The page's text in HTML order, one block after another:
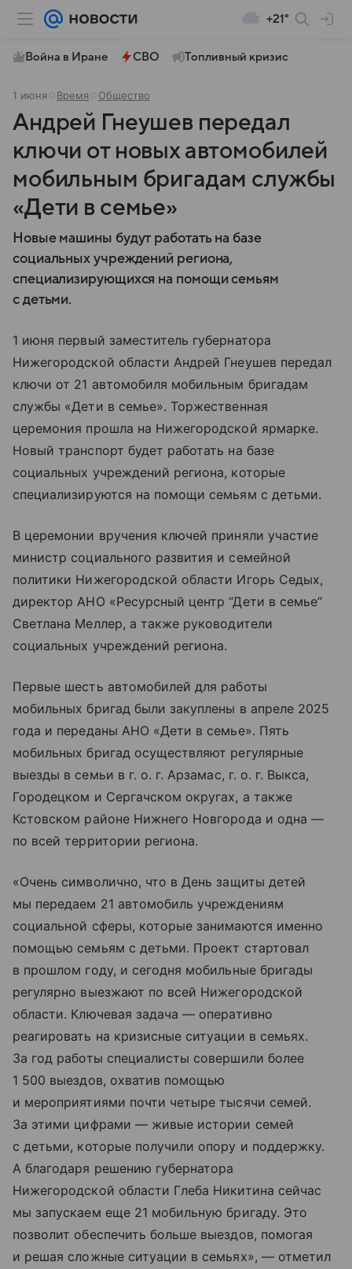
+21°
Война в Иране СВО Топливный кризис
1 июня Время Общество
Андрей Гнеушев передал
ключи от новых автомобилей
мобильным бригадам службы
«Дети в семье»
Новые машины будут работать на базе
социальных учреждений региона,
специализирующихся на помощи семьям
с детьми.
1 июня первый заместитель губернатора
Нижегородской области Андрей Гнеушев передал
ключи от 21 автомобиля мобильным бригадам
службы «Дети в семье». Торжественная
церемония прошла на Нижегородской ярмарке.
Новый транспорт будет работать на базе
социальных учреждений региона, которые
специализируются на помощи семьям с детьми.
В церемонии вручения ключей приняли участие
министр социального развития и семейной
политики Нижегородской области Игорь Седых,
директор АНО «Ресурсный центр “Дети в семье”
Светлана Меллер, а также руководители
социальных учреждений региона.
Первые шесть автомобилей для работы
мобильных бригад были закуплены в апреле 2025
года и переданы АНО «Дети в семье». Пять
мобильных бригад осуществляют регулярные
выезды в семьи в г. о. г. Арзамас, г. о. г. Выкса,
Городецком и Сергачском округах, а также
Кстовском районе Нижнего Новгорода и одна —
по всей территории региона.
«Очень символично, что в День защиты детей
мы передаем 21 автомобиль учреждениям
социальной сферы, которые занимаются именно
помощью семьям с детьми. Проект стартовал
в прошлом году, и сегодня мобильные бригады
регулярно выезжают по всей Нижегородской
области. Ключевая задача — оперативно
реагировать на кризисные ситуации в семьях.
За год работы специалисты совершили более
1 500 выездов, охватив помощью
и мероприятиями почти четыре тысячи семей.
За этими цифрами — живые истории семей
с детьми, которые получили опору и поддержку.
А благодаря решению губернатора
Нижегородской области Глеба Никитина сейчас
мы запускаем еще 21 мобильную бригаду. Это
позволит обеспечить больше выездов, помогая
и решая сложные ситуации в семьях», — отметил